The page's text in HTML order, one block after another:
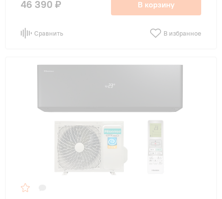
46 390 ₽ В корзину
Сравнить В избранное